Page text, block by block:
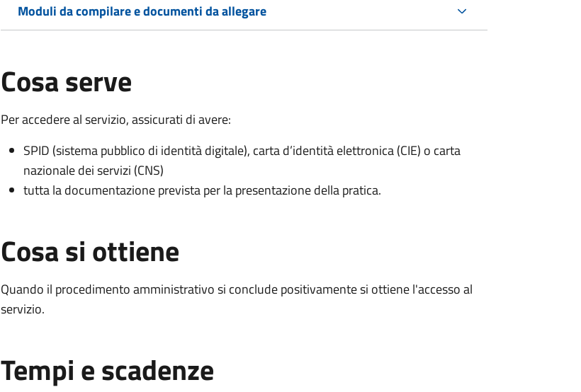
Moduli da compilare e documenti da allegare
Cosa serve
Per accedere al servizio, assicurati di avere:
SPID (sistema pubblico di identità digitale), carta d’identità elettronica (CIE) o carta
nazionale dei servizi (CNS)
tutta la documentazione prevista per la presentazione della pratica.
Cosa si ottiene
Quando il procedimento amministrativo si conclude positivamente si ottiene l'accesso al
servizio.
Tempi e scadenze